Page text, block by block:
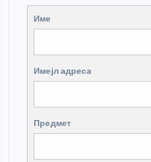
Име
Имејл адреса
Предмет